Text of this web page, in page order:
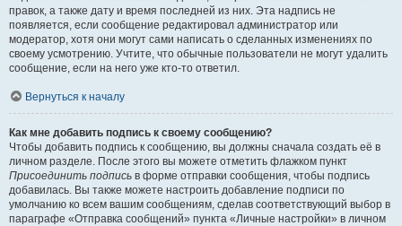
правок, а также дату и время последней из них. Эта надпись не
появляется, если сообщение редактировал администратор или
модератор, хотя они могут сами написать о сделанных изменениях по
своему усмотрению. Учтите, что обычные пользователи не могут удалить
сообщение, если на него уже кто-то ответил.
Вернуться к началу
Как мне добавить подпись к своему сообщению?
Чтобы добавить подпись к сообщению, вы должны сначала создать её в
личном разделе. После этого вы можете отметить флажком пункт
Присоединить подпись в форме отправки сообщения, чтобы подпись
добавилась. Вы также можете настроить добавление подписи по
умолчанию ко всем вашим сообщениям, сделав соответствующий выбор в
параграфе «Отправка сообщений» пункта «Личные настройки» в личном